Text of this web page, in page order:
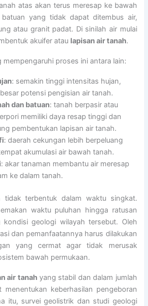
atas akan terus meresap ke bawah
yang tidak dapat ditembus air,
atau granit padat. Di sinilah air mulai
akuifer atau lapisan air tanah.
mempengaruhi proses ini antara lain:
: semakin tinggi intensitas hujan,
potensi pengisian air tanah.
dan batuan: tanah berpasir atau
memiliki daya resap tinggi dan
pembentukan lapisan air tanah.
: daerah cekungan lebih berpeluang
akumulasi air bawah tanah.
: akar tanaman membantu air meresap
ke dalam tanah.
tidak terbentuk dalam waktu singkat.
waktu puluhan hingga ratusan
kondisi geologi wilayah tersebut. Oleh
dan pemanfaatannya harus dilakukan
yang cermat agar tidak merusak
bawah permukaan.
air tanahyang stabil dan dalam jumlah
menentukan keberhasilan pengeboran
itu, survei geolistrik dan studi geologi